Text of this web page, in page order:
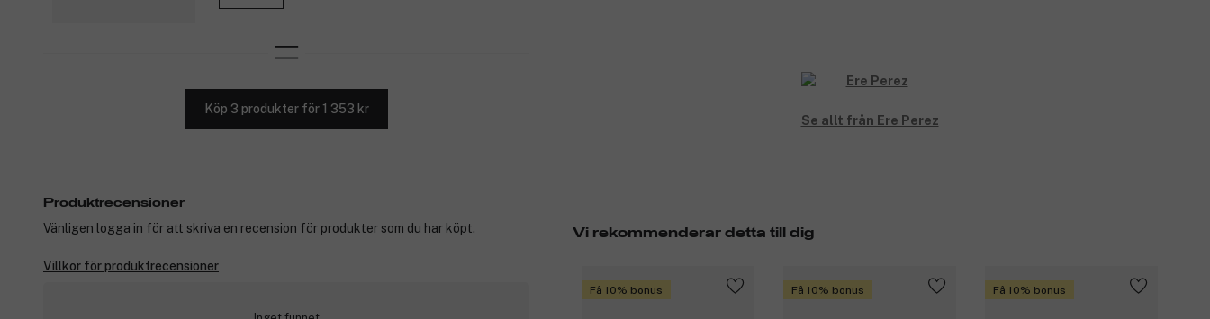
Köp 3 produkter för 1 353 kr
Se allt från Ere Perez
Vi rekommenderar detta till dig
Få 10% bonus Få 10% bonus Få 10% bonus
Produktrecensioner
Vänligen logga in för att skriva en recension för produkter som du har köpt.
Villkor för produktrecensioner